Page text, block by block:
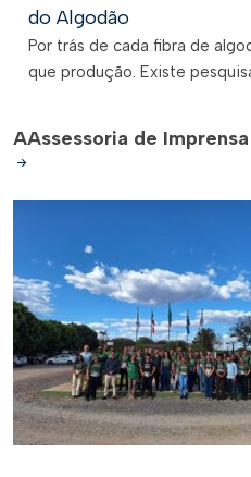
do Algodão
Por trás de cada fibra de
que produção. Existe
AAssessoria de Imprensa